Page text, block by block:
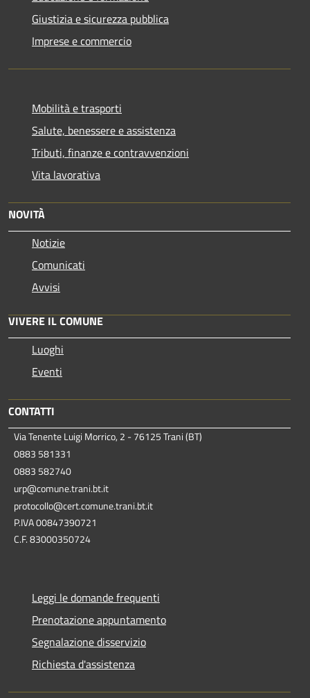
Giustizia e sicurezza pubblica
Imprese e commercio
Mobilità e trasporti
Salute, benessere e assistenza
Tributi, finanze e contravvenzioni
Vita lavorativa
NOVITÀ
Notizie
Comunicati
Avvisi
VIVERE IL COMUNE
Luoghi
Eventi
CONTATTI
Via Tenente Luigi Morrico, 2 - 76125 Trani (BT)
0883 581331
0883 582740
urp@comune.trani.bt.it
protocollo@cert.comune.trani.bt.it
P.IVA 00847390721
C.F. 83000350724
Leggi le domande frequenti
Prenotazione appuntamento
Segnalazione disservizio
Richiesta d'assistenza